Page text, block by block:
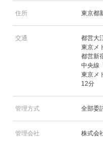
住所 東京都
交通
都営大
東京メ
都営新
中央線
東京メ
12分
管理方式 全部委
管理会社 株式会